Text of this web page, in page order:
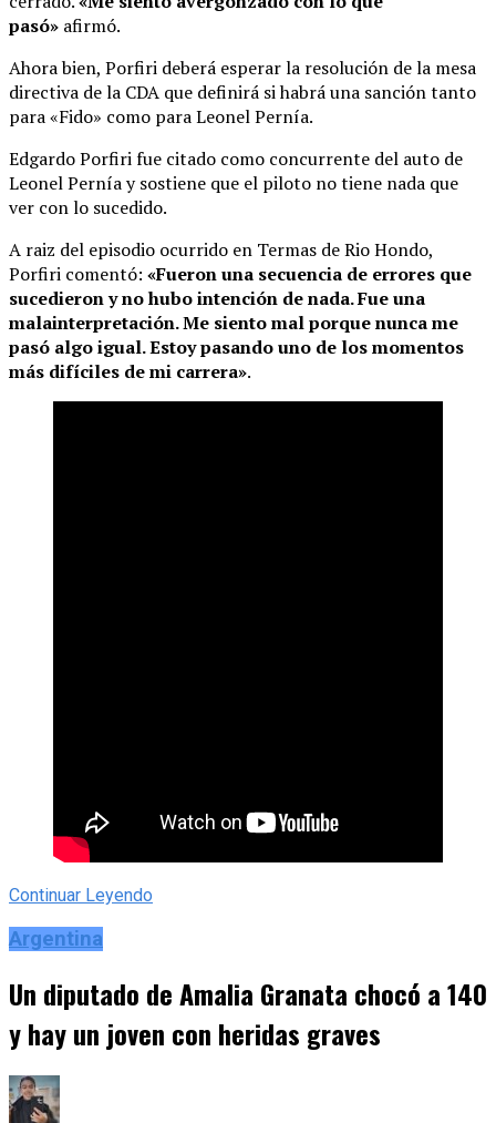
pasó» afirmó.
Ahora bien, Porfiri deberá esperar la resolución de la mesa
directiva de la CDA que definirá si habrá una sanción tanto
para «Fido» como para Leonel Pernía.
Edgardo Porfiri fue citado como concurrente del auto de
Leonel Pernía y sostiene que el piloto no tiene nada que
ver con lo sucedido.
A raiz del episodio ocurrido en Termas de Rio Hondo,
Porfiri comentó: «Fueron una secuencia de errores que
sucedieron y no hubo intención de nada. Fue una
malainterpretación. Me siento mal porque nunca me
pasó algo igual. Estoy pasando uno de los momentos
más difíciles de mi carrera».
Continuar Leyendo
Argentina
Un diputado de Amalia Granata chocó a 140
y hay un joven con heridas graves